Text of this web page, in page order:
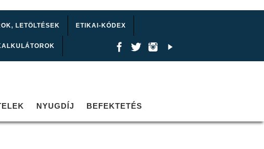
LETÖLTÉSEK ETIKAI-KÓDEX
NYUGDÍJ BEFEKTETÉS